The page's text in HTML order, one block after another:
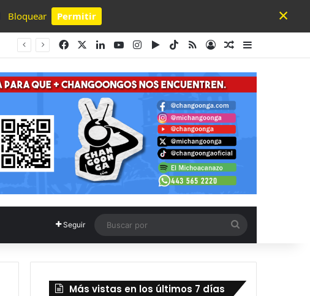
Bloquear Permitir
Powered by SendPulse
×
FacebookLinkedInYouTubeInstagram
Google Play
TikTok
RSSAccesoPublicación al
Barra lateral
Seguir
por
Más vistas en los últimos 7 días